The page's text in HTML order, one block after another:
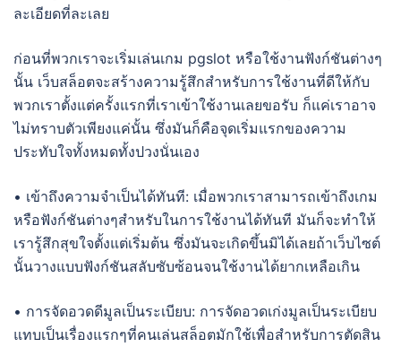
ละเอียดที่ละเลย
ก่อนที่พวกเราจะเริ่มเล่นเกม pgslot หรือใช้งานฟังก์ชันต่างๆ
นั้น เว็บสล็อตจะสร้างความรู้สึกสำหรับการใช้งานที่ดีให้กับ
พวกเราตั้งแต่ครั้งแรกที่เราเข้าใช้งานเลยขอรับ ก็แค่เราอาจ
ไม่ทราบตัวเพียงแค่นั้น ซึ่งมันก็คือจุดเริ่มแรกของความ
ประทับใจทั้งหมดทั้งปวงนั่นเอง
• เข้าถึงความจำเป็นได้ทันที: เมื่อพวกเราสามารถเข้าถึงเกม
หรือฟังก์ชันต่างๆสำหรับในการใช้งานได้ทันที มันก็จะทำให้
เรารู้สึกสุขใจตั้งแต่เริ่มต้น ซึ่งมันจะเกิดขึ้นมิได้เลยถ้าเว็บไซต์
นั้นวางแบบฟังก์ชันสลับซับซ้อนจนใช้งานได้ยากเหลือเกิน
• การจัดอวดดีมูลเป็นระเบียบ: การจัดอวดเก่งมูลเป็นระเบียบ
แทบเป็นเรื่องแรกๆที่คนเล่นสล็อตมักใช้เพื่อสำหรับการตัดสิน